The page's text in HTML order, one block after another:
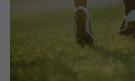
Soluções de Dados